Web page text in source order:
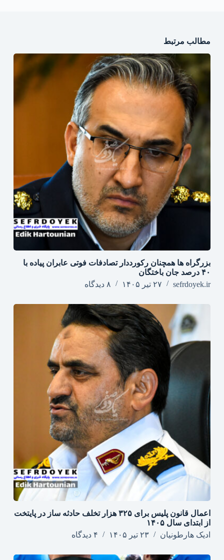
مطالب مرتبط
بزرگراه‌ ها همچنان رکورددار تصادفات فوتی عابران پیاده با
۴۰ درصد جان‌ باختگان
sefrdoyek.ir
۲۷ تیر ۱۴۰۵ ۸ دیدگاه
اعمال قانون پلیس برای ۳۲۵ هزار تخلف حادثه ساز در پایتخت
از ابتدای سال ۱۴۰۵
ادیک هارطونیان
۲۳ تیر ۱۴۰۵ ۴ دیدگاه